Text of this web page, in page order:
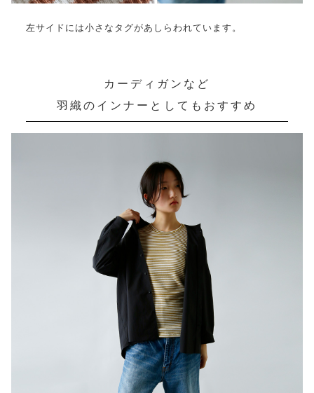
左サイドには小さなタグがあしらわれています。
カーディガンなど
羽織のインナーとしてもおすすめ